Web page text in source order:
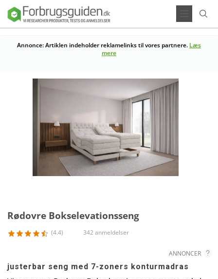
Annonce: Artiklen indeholder reklamelinks til vores partnere. Læs
mere
Rødovre Bokselevationsseng
(4.4) 342 anmeldelser
ANNONCER
justerbar seng med 7-zoners konturmadras